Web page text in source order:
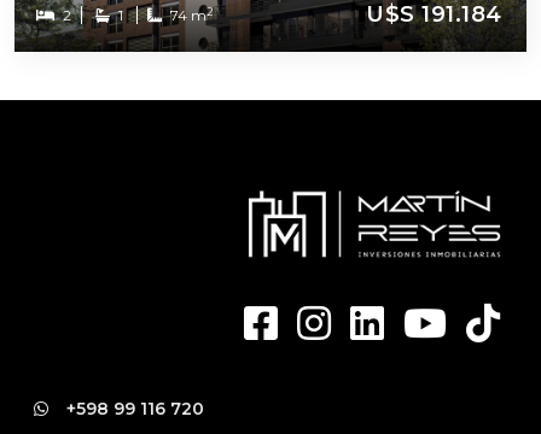
2 1 74 m2 U$S 191.184
+598 99 116 720